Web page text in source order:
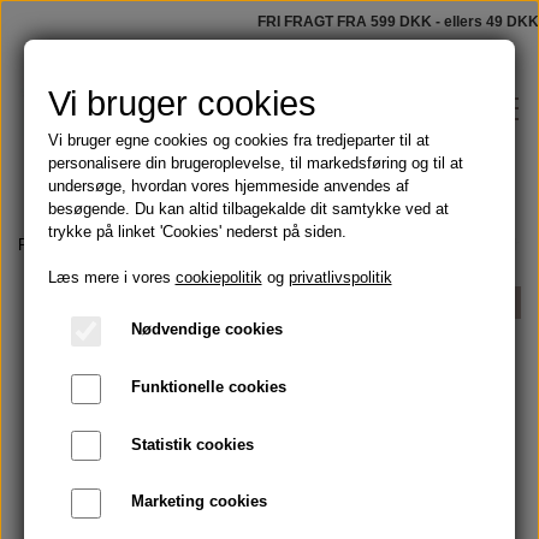
FRI FRAGT FRA 599 DKK - ellers 49 DKK
Shop
Skægolie og barbering
Håndmalede badeforhæng
Blog
Om
Forside Tøj, tasker og håndklæder Hammamhåndklæder
Vi bruger cookies
Vi bruger egne cookies og cookies fra tredjeparter til at
personalisere din brugeroplevelse, til markedsføring og til at
undersøge, hvordan vores hjemmeside anvendes af
besøgende. Du kan altid tilbagekalde dit samtykke ved at
trykke på linket 'Cookies' nederst på siden.
Læs mere i vores cookiepolitikog privatlivspolitik
Nødvendige cookies
Funktionelle cookies
Statistik cookies
Marketing cookies